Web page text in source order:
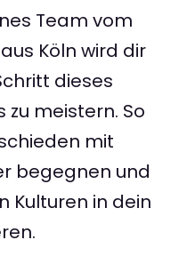
Team vom
aus Köln wird dir
dieses
meistern. So
mit
begegnen und
Kulturen in dein